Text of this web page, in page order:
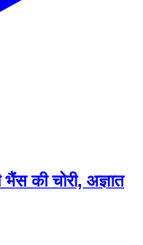
की चोरी, अज्ञात